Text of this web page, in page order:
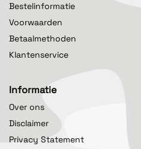
Bestelinformatie
Voorwaarden
Betaalmethoden
Klantenservice
Informatie
Over ons
Disclaimer
Privacy Statement